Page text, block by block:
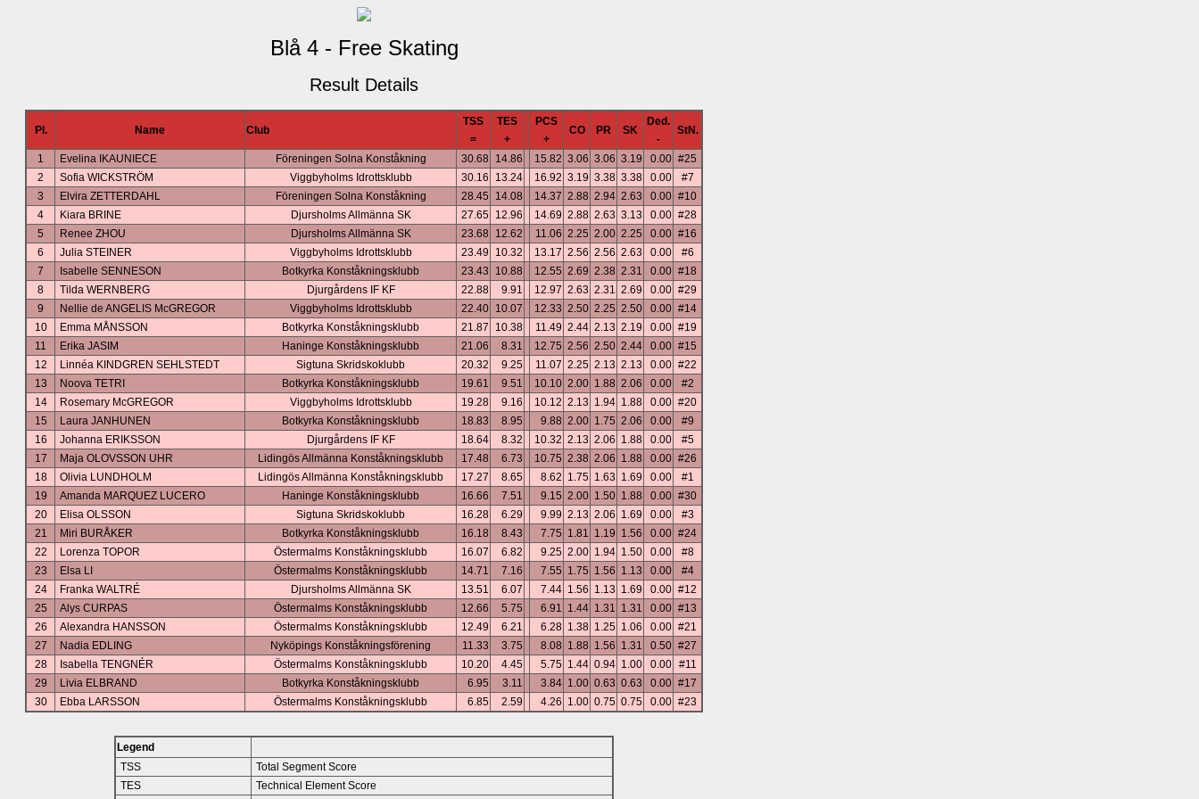
Blå 4 - Free Skating
Result Details
Pl. Name Club
TSS
=
TES
+
PCS
+
CO PR SK
Ded.
-
StN.
1 Evelina IKAUNIECE Föreningen Solna Konståkning 30.68 14.86 15.82 3.06 3.06 3.19 0.00 #25
2
Sofia WICKSTRÖM Viggbyholms Idrottsklubb 30.16 13.24 16.92 3.19 3.38 3.38 0.00
#7
3
Elvira ZETTERDAHL Föreningen Solna Konståkning 28.45 14.08 14.37 2.88 2.94 2.63 0.00 #10
4
Kiara BRINE Djursholms Allmänna SK 27.65 12.96 14.69 2.88 2.63 3.13 0.00 #28
5
Renee ZHOU Djursholms Allmänna SK 23.68 12.62 11.06 2.25 2.00 2.25 0.00 #16
6
Julia STEINER Viggbyholms Idrottsklubb 23.49 10.32 13.17 2.56 2.56 2.63 0.00
#6
7
Isabelle SENNESON Botkyrka Konståkningsklubb 23.43 10.88 12.55 2.69 2.38 2.31 0.00 #18
8
Tilda WERNBERG Djurgårdens IF KF 22.88 9.91 12.97 2.63 2.31 2.69 0.00 #29
9
Nellie de ANGELIS McGREGOR Viggbyholms Idrottsklubb 22.40 10.07 12.33 2.50 2.25 2.50 0.00 #14
10
Emma MÅNSSON Botkyrka Konståkningsklubb 21.87 10.38 11.49 2.44 2.13 2.19 0.00 #19
11
Erika JASIM Haninge Konståkningsklubb 21.06 8.31 12.75 2.56 2.50 2.44 0.00 #15
12
Linnéa KINDGREN SEHLSTEDT Sigtuna Skridskoklubb 20.32 9.25 11.07 2.25 2.13 2.13 0.00 #22
13
Noova TETRI Botkyrka Konståkningsklubb 19.61 9.51 10.10 2.00 1.88 2.06 0.00
#2
14
Rosemary McGREGOR Viggbyholms Idrottsklubb 19.28 9.16 10.12 2.13 1.94 1.88 0.00 #20
15
Laura JANHUNEN Botkyrka Konståkningsklubb 18.83 8.95 9.88 2.00 1.75 2.06 0.00
#9
16
Johanna ERIKSSON Djurgårdens IF KF 18.64 8.32 10.32 2.13 2.06 1.88 0.00
#5
17
Maja OLOVSSON UHR Lidingös Allmänna Konståkningsklubb 17.48 6.73 10.75 2.38 2.06 1.88 0.00 #26
18
Olivia LUNDHOLM Lidingös Allmänna Konståkningsklubb 17.27 8.65 8.62 1.75 1.63 1.69 0.00
#1
19
Amanda MARQUEZ LUCERO Haninge Konståkningsklubb 16.66 7.51 9.15 2.00 1.50 1.88 0.00 #30
20
Elisa OLSSON Sigtuna Skridskoklubb 16.28 6.29 9.99 2.13 2.06 1.69 0.00
#3
21
Miri BURÅKER Botkyrka Konståkningsklubb 16.18 8.43 7.75 1.81 1.19 1.56 0.00 #24
22
Lorenza TOPOR Östermalms Konståkningsklubb 16.07 6.82 9.25 2.00 1.94 1.50 0.00
#8
23
Elsa LI Östermalms Konståkningsklubb 14.71 7.16 7.55 1.75 1.56 1.13 0.00
#4
24
Franka WALTRÉ Djursholms Allmänna SK 13.51 6.07 7.44 1.56 1.13 1.69 0.00 #12
25
Alys CURPAS Östermalms Konståkningsklubb 12.66 5.75 6.91 1.44 1.31 1.31 0.00 #13
26
Alexandra HANSSON Östermalms Konståkningsklubb 12.49 6.21 6.28 1.38 1.25 1.06 0.00 #21
27
Nadia EDLING Nyköpings Konståkningsförening 11.33 3.75 8.08 1.88 1.56 1.31 0.50 #27
28
Isabella TENGNÉR Östermalms Konståkningsklubb 10.20 4.45 5.75 1.44 0.94 1.00 0.00 #11
29
Livia ELBRAND Botkyrka Konståkningsklubb 6.95 3.11 3.84 1.00 0.63 0.63 0.00 #17
30
Ebba LARSSON Östermalms Konståkningsklubb 6.85 2.59 4.26 1.00 0.75 0.75 0.00 #23
Legend
TSS
Total Segment Score
TES
Technical Element Score